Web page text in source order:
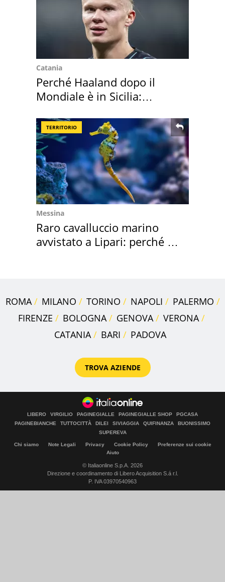
Catania
Perché Haaland dopo il
Mondiale è in Sicilia:
TERRITORIO
Messina
Raro cavalluccio marino
avvistato a Lipari: perché è
ROMA MILANO TORINO NAPOLI
PALERMO
FIRENZE
BOLOGNA GENOVA
VERONA
CATANIA
BARI PADOVA
TROVA AZIENDE
LIBERO VIRGILIO PAGINEGIALLE PAGINEGIALLE SHOP
PGCASA
PAGINEBIANCHE
TUTTOCITTÀ DILEI SIVIAGGIA QUIFINANZA
BUONISSIMO
SUPEREVA
Chi siamo Note Legali Privacy Cookie Policy
Preferenze sui cookie
Aiuto
© Italiaonline S.p.A. 2026
Direzione e coordinamento di Libero Acquisition S.á r.l.
P. IVA 03970540963